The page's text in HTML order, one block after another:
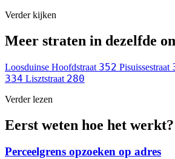
Verder kijken
Meer straten in dezelfde
Loosduinse Hoofdstraat 352 Pisuissestraat
334 Lisztstraat 280
Verder lezen
Eerst weten hoe het werkt?
Perceelgrens opzoeken op adres